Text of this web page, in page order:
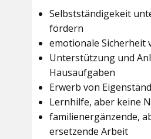
Selbstständigekeit
fördern
emotionale Sicherheit
Unterstützung und
Hausaufgaben
Erwerb von
Lernhilfe, aber keine
familienergänzende,
ersetzende Arbeit